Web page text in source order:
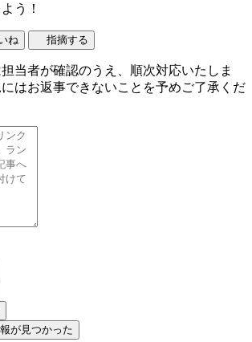
う！
ね 指摘する
当者が確認のうえ、順次対応いたしま
はお返事できないことを予めご了承くだ
が見つかった